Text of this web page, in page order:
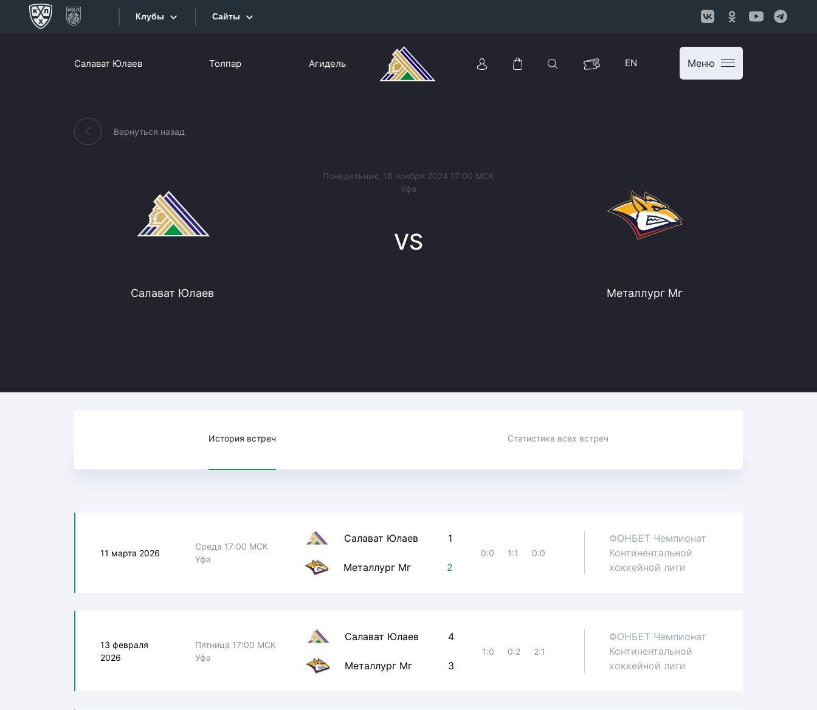
Клубы
Конференция «Запад»
Дивизион Тарасова
Динамо Мн
Северсталь
Конференция «Восток»
Сайты
Сайты
Салават Юлаев Толпар Агидель EN Меню
Вернуться назад
Салават Юлаев
Понедельник, 18 ноября 2024 17:00 МСК
Уфа
VS
Металлург Мг
История встреч Статистика всех встреч
11 марта 2026
Среда 17:00 МСК
Уфа
Салават Юлаев 1
Металлург Мг 2
0:0 1:1 0:0
ФОНБЕТ Чемпионат
Континентальной
хоккейной лиги
13 февраля
2026
Пятница 17:00 МСК
Уфа
Салават Юлаев 4
Металлург Мг 3
1:0 0:2 2:1
ФОНБЕТ Чемпионат
Континентальной
хоккейной лиги